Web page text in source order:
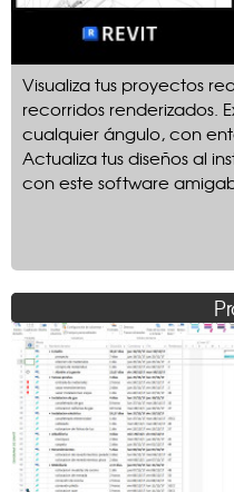
Visualiza tus proyectos
recorridos renderizados.
cualquier ángulo, con
Actualiza tus diseños al
con este software